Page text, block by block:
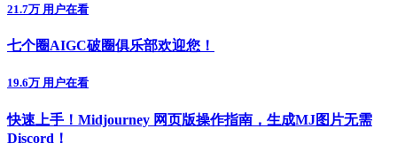
21.7万 用户在看
七个圈AIGC破圈俱乐部欢迎您！
19.6万 用户在看
快速上手！Midjourney 网页版操作指南，生成MJ图片无需
Discord！